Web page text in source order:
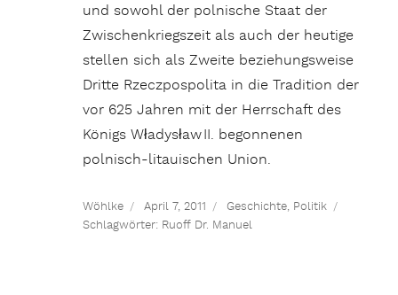
und sowohl der polnische Staat der
Zwischenkriegszeit als auch der heutige
stellen sich als Zweite beziehungsweise
Dritte Rzeczpospolita in die Tradition der
vor 625 Jahren mit der Herrschaft des
Königs Władysław II. begonnenen
polnisch-litauischen Union.
Wöhlke April 7, 2011 Geschichte, Politik
Schlagwörter: Ruoff Dr. Manuel